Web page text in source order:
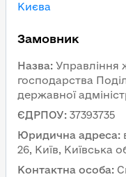
Києва
Замовник
Назва: Управління
господарства
державної
ЄДРПОУ: 37393735
Юридична адреса:
26, Київ, Київська
Контактна особа: